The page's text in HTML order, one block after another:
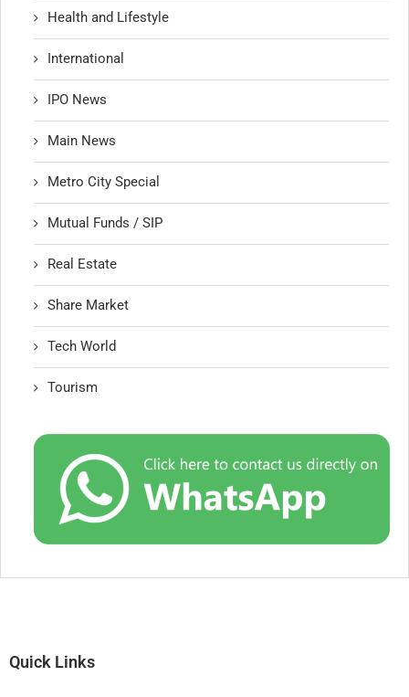
Health and Lifestyle
International
IPO News
Main News
Metro City Special
Mutual Funds / SIP
Real Estate
Share Market
Tech World
Tourism
Quick Links